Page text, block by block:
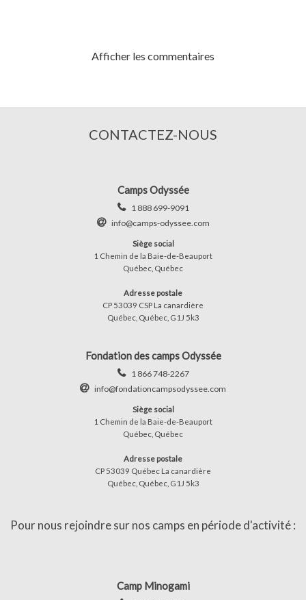
Afficher les commentaires
CONTACTEZ-NOUS
Camps Odyssée
1 888 699-9091
info@camps-odyssee.com
Siège social
1 Chemin de la Baie-de-Beauport
Québec, Québec
Adresse postale
CP 53039 CSP La canardière
Québec, Québec, G1J 5k3
Fondation des camps Odyssée
1 866 748-2267
info@fondationcampsodyssee.com
Siège social
1 Chemin de la Baie-de-Beauport
Québec, Québec
Adresse postale
CP 53039 Québec La canardière
Québec, Québec, G1J 5k3
Pour nous rejoindre sur nos camps en période d'activité :
Camp Minogami